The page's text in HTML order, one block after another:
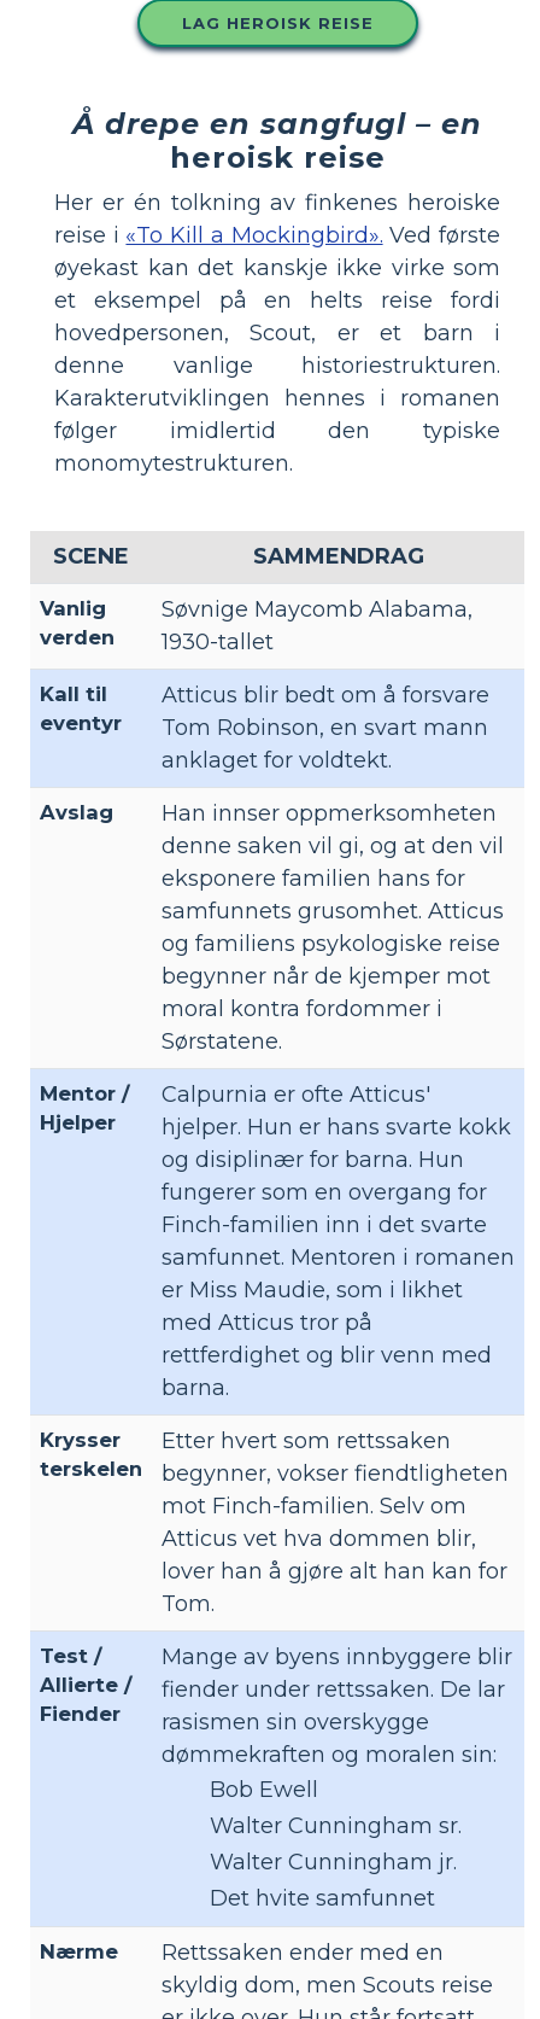
LAG HEROISK REISE
Å drepe en sangfugl – en
heroisk reise
Her er én tolkning av finkenes heroiske
reise i «To Kill a Mockingbird». Ved første
øyekast kan det kanskje ikke virke som
et eksempel på en helts reise fordi
hovedpersonen, Scout, er et barn i
denne vanlige historiestrukturen.
Karakterutviklingen hennes i romanen
følger imidlertid den typiske
monomytestrukturen.
SCENE SAMMENDRAG
Vanlig
verden
Søvnige Maycomb Alabama,
1930-tallet
Kall til
eventyr
Atticus blir bedt om å forsvare
Tom Robinson, en svart mann
anklaget for voldtekt.
Avslag
Han innser oppmerksomheten
denne saken vil gi, og at den vil
eksponere familien hans for
samfunnets grusomhet. Atticus
og familiens psykologiske reise
begynner når de kjemper mot
moral kontra fordommer i
Sørstatene.
Mentor /
Hjelper
Calpurnia er ofte Atticus'
hjelper. Hun er hans svarte kokk
og disiplinær for barna. Hun
fungerer som en overgang for
Finch-familien inn i det svarte
samfunnet. Mentoren i romanen
er Miss Maudie, som i likhet
med Atticus tror på
rettferdighet og blir venn med
barna.
Krysser
terskelen
Etter hvert som rettssaken
begynner, vokser fiendtligheten
mot Finch-familien. Selv om
Atticus vet hva dommen blir,
lover han å gjøre alt han kan for
Tom.
Test /
Allierte /
Fiender
Mange av byens innbyggere blir
fiender under rettssaken. De lar
rasismen sin overskygge
dømmekraften og moralen sin:
Bob Ewell
Walter Cunningham sr.
Walter Cunningham jr.
Det hvite samfunnet
Nærme
Rettssaken ender med en
skyldig dom, men Scouts reise